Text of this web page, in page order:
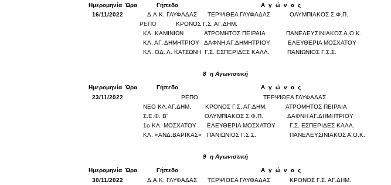
Ημερομηνία Ώρα Γήπεδο Α γ ώ ν α ς
16/11/2022
Δ.Α.Κ. ΓΛΥΦΑΔΑΣ ΤΕΡΨΙΘΕΑ ΓΛΥΦΑΔΑΣ ΟΛΥΜΠΙΑΚΟΣ Σ.Φ.Π.
ΡΕΠΟ
ΚΡΟΝΟΣ Γ.Σ. ΑΓ.ΔΗΜ.
ΚΛ. ΚΑΜΙΝΙΩΝ
ΑΤΡΟΜΗΤΟΣ ΠΕΙΡΑΙΑ ΠΑΝΕΛΕΥΣΙΝΙΑΚΟΣ Α.Ο.Κ.
ΚΛ. ΑΓ. ΔΗΜΗΤΡΙΟΥ
ΔΑΦΝΗ ΑΓ.ΔΗΜΗΤΡΙΟΥ ΕΛΕΥΘΕΡΙΑ ΜΟΣΧΑΤΟΥ
ΚΛ. ΟΔ. Λ. ΚΑΤΣΩΝΗ Γ.Σ. ΕΣΠΕΡΙΔΕΣ ΚΑΛΛ. ΠΑΝΙΩΝΙΟΣ Γ.Σ.Σ.
8 η Αγωνιστική
Ημερομηνία Ώρα Γήπεδο Α γ ώ ν α ς
23/11/2022
ΡΕΠΟ ΤΕΡΨΙΘΕΑ ΓΛΥΦΑΔΑΣ
ΝΕΟ ΚΛ.ΑΓ.ΔΗΜ.
ΚΡΟΝΟΣ Γ.Σ. ΑΓ.ΔΗΜ. ΑΤΡΟΜΗΤΟΣ ΠΕΙΡΑΙΑ
Σ.Ε.Φ. Β'
ΟΛΥΜΠΙΑΚΟΣ Σ.Φ.Π. ΔΑΦΝΗ ΑΓ.ΔΗΜΗΤΡΙΟΥ
1ο ΚΛ. ΜΟΣΧΑΤΟΥ
ΕΛΕΥΘΕΡΙΑ ΜΟΣΧΑΤΟΥ Γ.Σ. ΕΣΠΕΡΙΔΕΣ ΚΑΛΛ.
ΚΛ. «ΑΝΔ.ΒΑΡΙΚΑΣ»
ΠΑΝΙΩΝΙΟΣ Γ.Σ.Σ. ΠΑΝΕΛΕΥΣΙΝΙΑΚΟΣ Α.Ο.Κ.
9 η Αγωνιστική
Ημερομηνία Ώρα Γήπεδο Α γ ώ ν α ς
30/11/2022
Δ.Α.Κ. ΓΛΥΦΑΔΑΣ ΤΕΡΨΙΘΕΑ ΓΛΥΦΑΔΑΣ ΚΡΟΝΟΣ Γ.Σ. ΑΓ.ΔΗΜ.